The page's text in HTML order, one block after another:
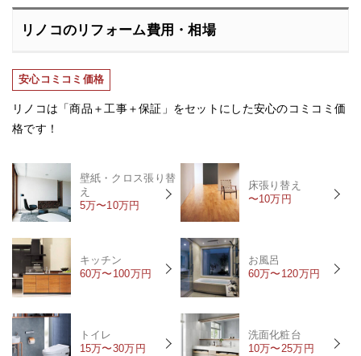
リノコのリフォーム費用・相場
安心コミコミ価格
リノコは「商品＋工事＋保証」をセットにした安心のコミコミ価
格です！
壁紙・クロス張り替
え
5万〜10万円
床張り替え
〜10万円
キッチン
60万〜100万円
お風呂
60万〜120万円
トイレ
15万〜30万円
洗面化粧台
10万〜25万円